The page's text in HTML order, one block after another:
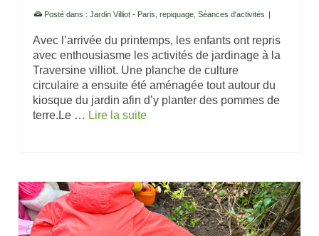
Posté dans : Jardin Villiot - Paris repiquage Séances d'activités |
Avec l’arrivée du printemps, les enfants ont repris
avec enthousiasme les activités de jardinage à la
Traversine villiot. Une planche de culture
circulaire a ensuite été aménagée tout autour du
kiosque du jardin afin d’y planter des pommes de
terre.Le … Lire la suite